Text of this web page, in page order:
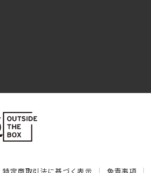
特定商取引法に基づく表示 免責事項